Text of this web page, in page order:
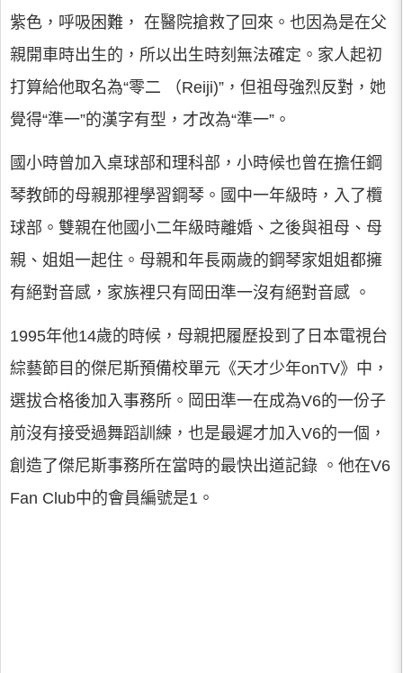
紫色，呼吸困難， 在醫院搶救了回來。也因為是在父
親開車時出生的，所以出生時刻無法確定。家人起初
打算給他取名為“零二 （Reiji)”，但祖母強烈反對，她
覺得“準一”的漢字有型，才改為“準一”。
國小時曾加入桌球部和理科部，小時候也曾在擔任鋼
琴教師的母親那裡學習鋼琴。國中一年級時，入了欖
球部。雙親在他國小二年級時離婚、之後與祖母、母
親、姐姐一起住。母親和年長兩歲的鋼琴家姐姐都擁
有絕對音感，家族裡只有岡田準一沒有絕對音感 。
1995年他14歲的時候，母親把履歷投到了日本電視台
綜藝節目的傑尼斯預備校單元《天才少年onTV》中，
選拔合格後加入事務所。岡田準一在成為V6的一份子
前沒有接受過舞蹈訓練，也是最遲才加入V6的一個，
創造了傑尼斯事務所在當時的最快出道記錄 。他在V6
Fan Club中的會員編號是1。